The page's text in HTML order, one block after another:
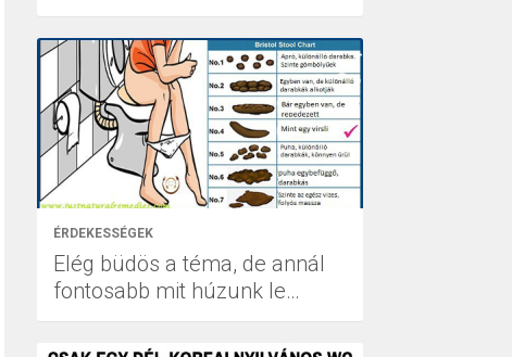
ÉRDEKESSÉGEK
Elég büdös a téma, de annál
fontosabb mit húzunk le…